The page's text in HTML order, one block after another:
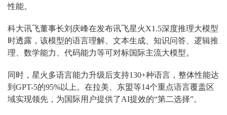
性能。
科大讯飞董事长刘庆峰在发布讯飞星火X1.5深度推理大模型
时透露，该模型的语言理解、文本生成、知识问答、逻辑推
理、数学能力、代码能力等可对标国际主流大模型。
同时，星火多语言能力升级后支持130+种语言，整体性能达
到GPT-5的95%以上。在拉美、东盟等14个重点语言覆盖区
域实现领先，为国际用户提供了AI提效的“第二选择”。